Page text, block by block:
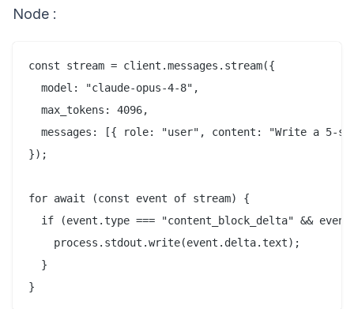
Node :
const stream = client.messages.stream({
  model: "claude-opus-4-8",
  max_tokens: 4096,
messages: [{ role: "user", content: "Write a 5-
});
for await (const event of stream) {
if (event.type === "content_block_delta" &&
    process.stdout.write(event.delta.text);
  }